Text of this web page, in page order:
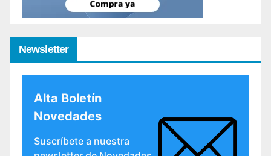
Newsletter
Alta Boletín
Novedades
Suscríbete a nuestra